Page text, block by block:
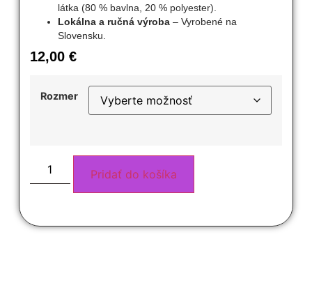
látka (80 % bavlna, 20 % polyester).
Lokálna a ručná výroba– Vyrobené na
Slovensku.
12,00 €
Rozmer
Pridať do košíka